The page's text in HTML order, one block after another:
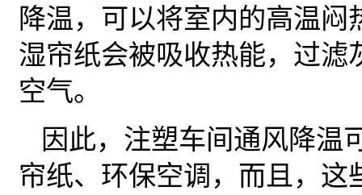
降温，可以将室内的高温
湿帘纸会被吸收热能，过
空气。
因此，注塑车间通风降温
帘纸、环保空调，而且，